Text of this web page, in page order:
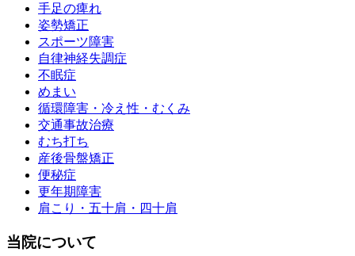
手足の痺れ
姿勢矯正
スポーツ障害
自律神経失調症
不眠症
めまい
循環障害・冷え性・むくみ
交通事故治療
むち打ち
産後骨盤矯正
便秘症
更年期障害
肩こり・五十肩・四十肩
当院について